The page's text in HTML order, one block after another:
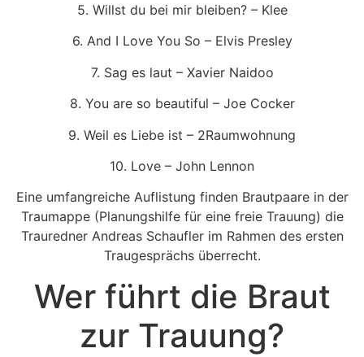
5. Willst du bei mir bleiben? – Klee
6. And I Love You So – Elvis Presley
7. Sag es laut – Xavier Naidoo
8. You are so beautiful – Joe Cocker
9. Weil es Liebe ist – 2Raumwohnung
10. Love – John Lennon
Eine umfangreiche Auflistung finden Brautpaare in der
Traumappe (Planungshilfe für eine freie Trauung) die
Trauredner Andreas Schaufler im Rahmen des ersten
Traugesprächs überrecht.
Wer führt die Braut
zur Trauung?